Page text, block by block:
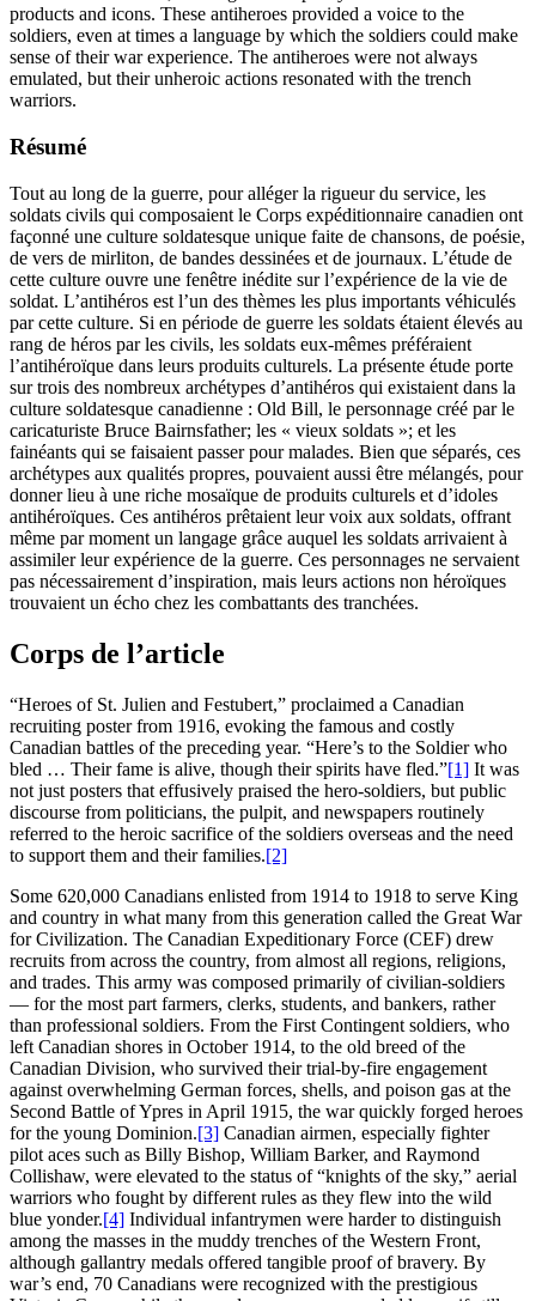
products and icons. These antiheroes provided a voice to the
soldiers, even at times a language by which the soldiers could make
sense of their war experience. The antiheroes were not always
emulated, but their unheroic actions resonated with the trench
warriors.
Résumé
Tout au long de la guerre, pour alléger la rigueur du service, les
soldats civils qui composaient le Corps expéditionnaire canadien ont
façonné une culture soldatesque unique faite de chansons, de poésie,
de vers de mirliton, de bandes dessinées et de journaux. L’étude de
cette culture ouvre une fenêtre inédite sur l’expérience de la vie de
soldat. L’antihéros est l’un des thèmes les plus importants véhiculés
par cette culture. Si en période de guerre les soldats étaient élevés au
rang de héros par les civils, les soldats eux-mêmes préféraient
l’antihéroïque dans leurs produits culturels. La présente étude porte
sur trois des nombreux archétypes d’antihéros qui existaient dans la
culture soldatesque canadienne : Old Bill, le personnage créé par le
caricaturiste Bruce Bairnsfather; les « vieux soldats »; et les
fainéants qui se faisaient passer pour malades. Bien que séparés, ces
archétypes aux qualités propres, pouvaient aussi être mélangés, pour
donner lieu à une riche mosaïque de produits culturels et d’idoles
antihéroïques. Ces antihéros prêtaient leur voix aux soldats, offrant
même par moment un langage grâce auquel les soldats arrivaient à
assimiler leur expérience de la guerre. Ces personnages ne servaient
pas nécessairement d’inspiration, mais leurs actions non héroïques
trouvaient un écho chez les combattants des tranchées.
Corps de l’article
“Heroes of St. Julien and Festubert,” proclaimed a Canadian
recruiting poster from 1916, evoking the famous and costly
Canadian battles of the preceding year. “Here’s to the Soldier who
bled … Their fame is alive, though their spirits have fled.”[1] It was
not just posters that effusively praised the hero-soldiers, but public
discourse from politicians, the pulpit, and newspapers routinely
referred to the heroic sacrifice of the soldiers overseas and the need
to support them and their families.[2]
Some 620,000 Canadians enlisted from 1914 to 1918 to serve King
and country in what many from this generation called the Great War
for Civilization. The Canadian Expeditionary Force (CEF) drew
recruits from across the country, from almost all regions, religions,
and trades. This army was composed primarily of civilian-soldiers
— for the most part farmers, clerks, students, and bankers, rather
than professional soldiers. From the First Contingent soldiers, who
left Canadian shores in October 1914, to the old breed of the
Canadian Division, who survived their trial-by-fire engagement
against overwhelming German forces, shells, and poison gas at the
Second Battle of Ypres in April 1915, the war quickly forged heroes
for the young Dominion.[3] Canadian airmen, especially fighter
pilot aces such as Billy Bishop, William Barker, and Raymond
Collishaw, were elevated to the status of “knights of the sky,” aerial
warriors who fought by different rules as they flew into the wild
blue yonder.[4] Individual infantrymen were harder to distinguish
among the masses in the muddy trenches of the Western Front,
although gallantry medals offered tangible proof of bravery. By
war’s end, 70 Canadians were recognized with the prestigious